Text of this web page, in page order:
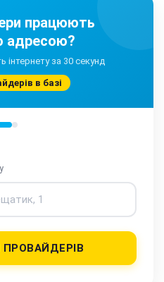
працюють
адресою?
інтернету за 30 секунд
в базі
ПРОВАЙДЕРІВ